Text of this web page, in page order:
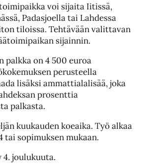
voi sijaita Iitissä,
Padasjoella tai Lahdessa
tiloissa. Tehtävään valittavan
sijainnin.
palkka on 4 500 euroa
perusteella
lisäksi ammattialalisää, joka
prosenttia
palkasta.
kuukauden koeaika. Työ alkaa
tai sopimuksen mukaan.
4. joulukuuta.